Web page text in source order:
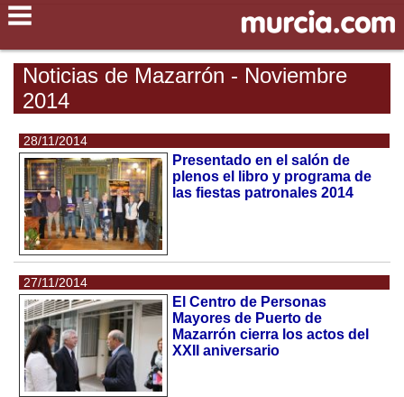
Noticias de Mazarrón - Noviembre
2014
28/11/2014
Presentado en el salón de
plenos el libro y programa de
las fiestas patronales 2014
27/11/2014
El Centro de Personas
Mayores de Puerto de
Mazarrón cierra los actos del
XXII aniversario